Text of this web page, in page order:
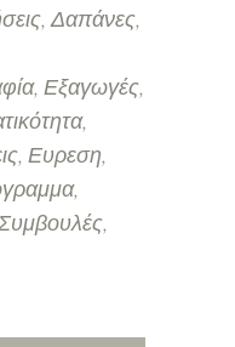
Δαπάνες
Εξαγωγές
Ευρεση